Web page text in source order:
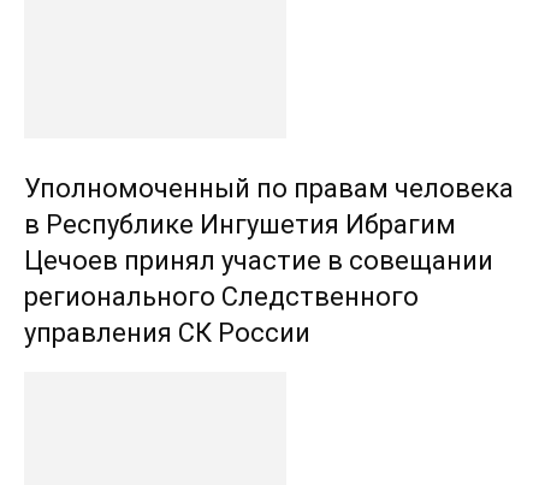
Уполномоченный по правам человека
в Республике Ингушетия Ибрагим
Цечоев принял участие в совещании
регионального Следственного
управления СК России